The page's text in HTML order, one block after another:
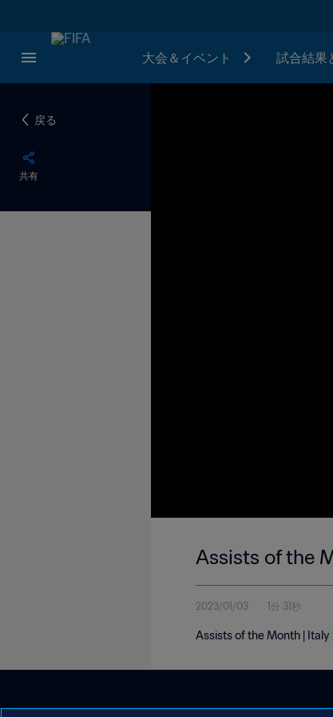
大会＆イベント 試合結果
戻る
共有
Assists of the
2023/01/03 1分 31秒
Assists of the Month |